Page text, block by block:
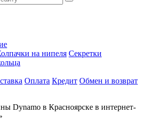
на нипеля Секретки
Оплата Кредит Обмен и возврат
Dynamo в Красноярске в интернет-